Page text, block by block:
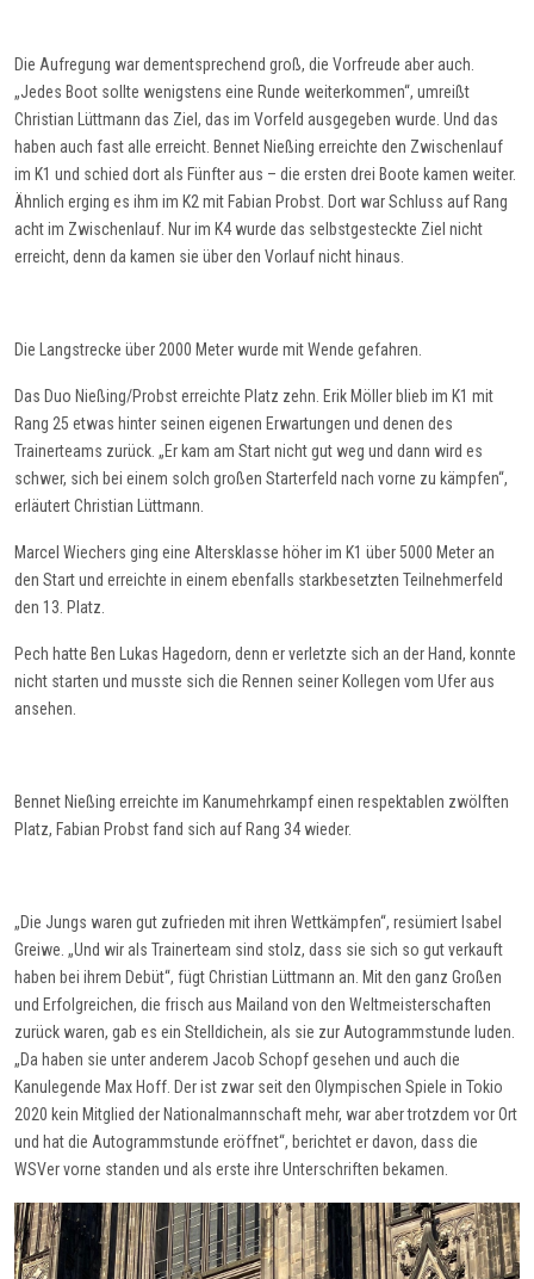
Die Aufregung war dementsprechend groß, die Vorfreude aber auch.
„Jedes Boot sollte wenigstens eine Runde weiterkommen“, umreißt
Christian Lüttmann das Ziel, das im Vorfeld ausgegeben wurde. Und das
haben auch fast alle erreicht. Bennet Nießing erreichte den Zwischenlauf
im K1 und schied dort als Fünfter aus – die ersten drei Boote kamen weiter.
Ähnlich erging es ihm im K2 mit Fabian Probst. Dort war Schluss auf Rang
acht im Zwischenlauf. Nur im K4 wurde das selbstgesteckte Ziel nicht
erreicht, denn da kamen sie über den Vorlauf nicht hinaus.
Die Langstrecke über 2000 Meter wurde mit Wende gefahren.
Das Duo Nießing/Probst erreichte Platz zehn. Erik Möller blieb im K1 mit
Rang 25 etwas hinter seinen eigenen Erwartungen und denen des
Trainerteams zurück. „Er kam am Start nicht gut weg und dann wird es
schwer, sich bei einem solch großen Starterfeld nach vorne zu kämpfen“,
erläutert Christian Lüttmann.
Marcel Wiechers ging eine Altersklasse höher im K1 über 5000 Meteran
den Start und erreichte in einem ebenfalls starkbesetzten Teilnehmerfeld
den 13. Platz.
Pech hatte Ben Lukas Hagedorn, denn er verletzte sich an der Hand, konnte
nicht starten und musste sich die Rennen seiner Kollegen vom Ufer aus
ansehen.
Bennet Nießing erreichte im Kanumehrkampf einen respektablen zwölften
Platz, Fabian Probst fand sich auf Rang 34 wieder.
„Die Jungs waren gut zufrieden mit ihren Wettkämpfen“, resümiert Isabel
Greiwe. „Und wir als Trainerteam sind stolz, dass sie sich so gutverkauft
haben bei ihrem Debüt“, fügt Christian Lüttmann an. Mit den ganz Großen
und Erfolgreichen, die frisch aus Mailand von den Weltmeisterschaften
zurück waren, gab es ein Stelldichein, als sie zur Autogrammstunde luden.
„Da haben sie unter anderem Jacob Schopf gesehen und auch die
Kanulegende Max Hoff. Der ist zwar seit den Olympischen Spiele in Tokio
2020 kein Mitglied der Nationalmannschaft mehr, war aber trotzdem vor Ort
und hat die Autogrammstunde eröffnet“, berichtet er davon, dass die
WSVervorne standen und als erste ihre Unterschriften bekamen.